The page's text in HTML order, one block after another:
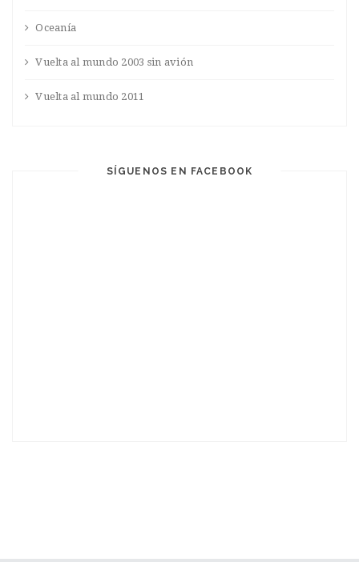
Oceanía
Vuelta al mundo 2003 sin avión
Vuelta al mundo 2011
SÍGUENOS EN FACEBOOK